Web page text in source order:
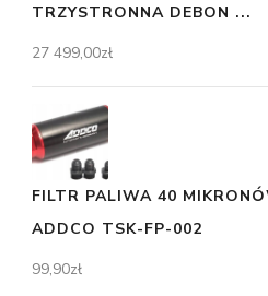
TRZYSTRONNA DEBON ...
27 499,00zł
FILTR PALIWA 40
ADDCO TSK-FP-002
99,90zł